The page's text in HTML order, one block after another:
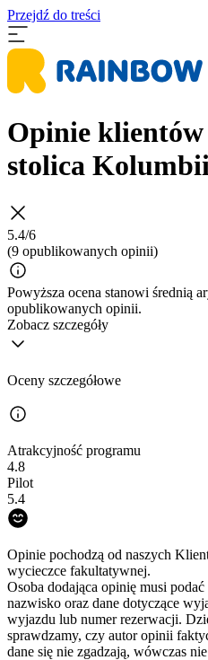
Przejdź do treści
Opinie klientów
stolica
5.4/6
(9 opublikowanych opinii)
Powyższa ocena stanowi średnią
opublikowanych opinii.
Zobacz szczegóły
Oceny szczegółowe
Atrakcyjność programu
4.8
Pilot
5.4
Opinie pochodzą od naszych
wycieczce fakultatywnej.
Osoba dodająca opinię musi
nazwisko oraz dane dotyczące
wyjazdu lub numer rezerwacji.
sprawdzamy, czy autor opinii
dane się nie zgadzają, wówczas